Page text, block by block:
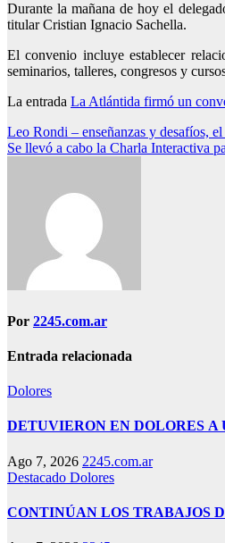
Durante la mañana de hoy el
titular Cristian Ignacio Sachella.
El convenio incluye establecer
seminarios, talleres, congresos y
La entrada La Atlántida firmó un
Navegación
de
Leo Rondi – enseñanzas y desafíos,
Se llevó a cabo la Charla Interactiva
Por 2245.com.ar
Entrada relacionada
Dolores
DETUVIERON EN DOLORES A
Ago 7, 2026 2245.com.ar
Destacado Dolores
CONTINÚAN LOS TRABAJOS